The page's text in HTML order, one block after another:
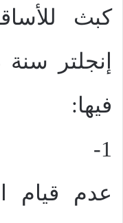
كبث
فيها:
1-
عدم قيام